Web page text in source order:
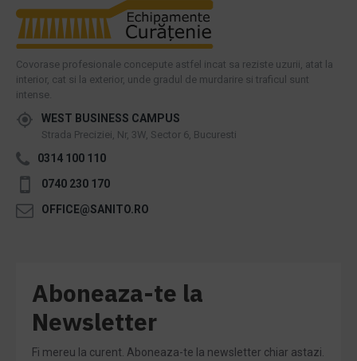
Covorase profesionale concepute astfel incat sa reziste uzurii, atat la
interior, cat si la exterior, unde gradul de murdarire si traficul sunt
intense.
WEST BUSINESS CAMPUS
Strada Preciziei, Nr, 3W, Sector 6, Bucuresti
0314 100 110
0740 230 170
OFFICE@SANITO.RO
Aboneaza-te la
Newsletter
Fi mereu la curent. Aboneaza-te la newsletter chiar astazi.